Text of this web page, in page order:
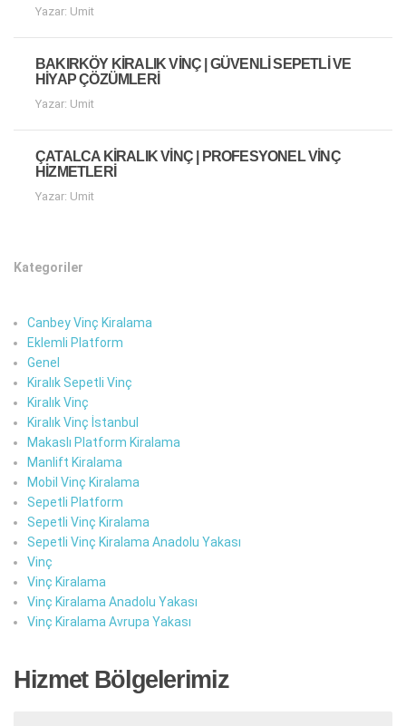
Yazar: Umit
BAKIRKÖY KIRALIK VINÇ | GÜVENLI SEPETLI VE
HIYAP ÇÖZÜMLERI
Yazar: Umit
ÇATALCA KIRALIK VINÇ | PROFESYONEL VINÇ
HIZMETLERI
Yazar: Umit
Kategoriler
Canbey Vinç Kiralama
Eklemli Platform
Genel
Kiralık Sepetli Vinç
Kiralık Vinç
Kiralık Vinç İstanbul
Makaslı Platform Kiralama
Manlift Kiralama
Mobil Vinç Kiralama
Sepetli Platform
Sepetli Vinç Kiralama
Sepetli Vinç Kiralama Anadolu Yakası
Vinç
Vinç Kiralama
Vinç Kiralama Anadolu Yakası
Vinç Kiralama Avrupa Yakası
Hizmet Bölgelerimiz